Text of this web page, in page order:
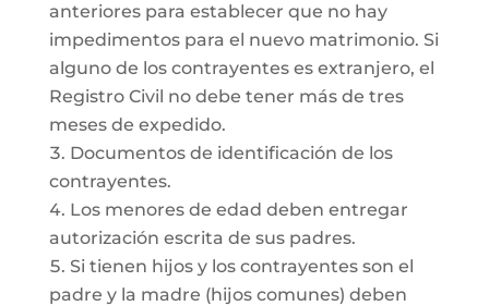
anteriores para establecer que no hay
impedimentos para el nuevo matrimonio. Si
alguno de los contrayentes es extranjero, el
Registro Civil no debe tener más de tres
meses de expedido.
Documentos de identificación de los
contrayentes.
Los menores de edad deben entregar
autorización escrita de sus padres.
Si tienen hijos y los contrayentes son el
padre y la madre (hijos comunes) deben